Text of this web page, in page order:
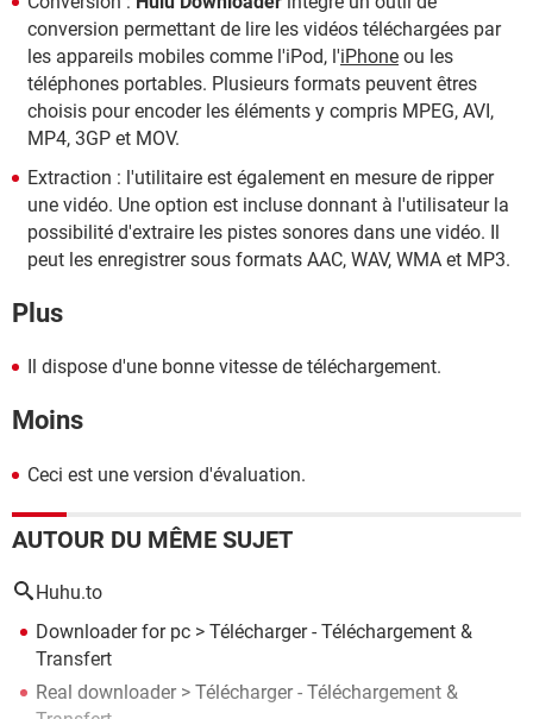
conversion permettant de lire les vidéos téléchargées par
les appareils mobiles comme l'iPod, l'iPhone ou les
téléphones portables. Plusieurs formats peuvent êtres
choisis pour encoder les éléments y compris MPEG, AVI,
MP4, 3GP et MOV.
Extraction : l'utilitaire est également en mesure de ripper
une vidéo. Une option est incluse donnant à l'utilisateur la
possibilité d'extraire les pistes sonores dans une vidéo. Il
peut les enregistrer sous formats AAC, WAV, WMA et MP3.
Plus
Il dispose d'une bonne vitesse de téléchargement.
Moins
Ceci est une version d'évaluation.
AUTOUR DU MÊME SUJET
Huhu.to
Downloader for pc > Télécharger - Téléchargement &
Transfert
Real downloader> Télécharger - Téléchargement &